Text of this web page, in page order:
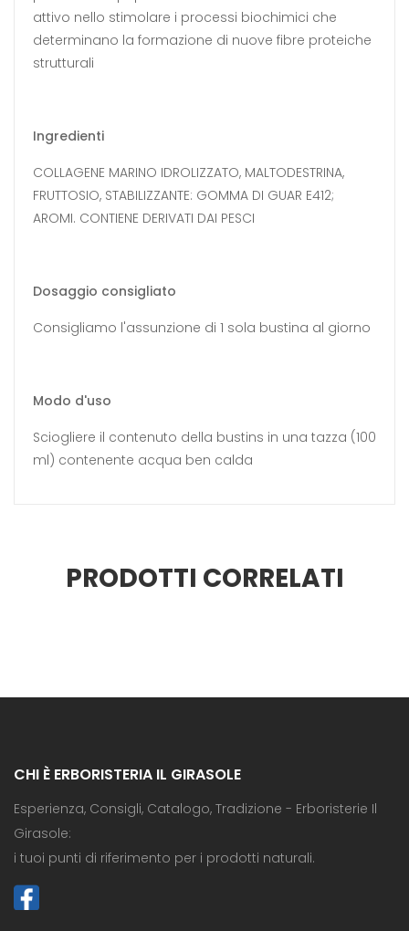
attivo nello stimolare i processi biochimici che
determinano la formazione di nuove fibre proteiche
strutturali
Ingredienti
COLLAGENE MARINO IDROLIZZATO, MALTODESTRINA,
FRUTTOSIO, STABILIZZANTE: GOMMA DI GUAR E412;
AROMI. CONTIENE DERIVATI DAI PESCI
Dosaggio consigliato
Consigliamo l'assunzione di 1 sola bustina al giorno
Modo d'uso
Sciogliere il contenuto della bustins in una tazza (100
ml) contenente acqua ben calda
PRODOTTI CORRELATI
CHI È ERBORISTERIA IL GIRASOLE
Esperienza, Consigli, Catalogo, Tradizione - Erboristerie Il
Girasole:
i tuoi punti di riferimento per i prodotti naturali.